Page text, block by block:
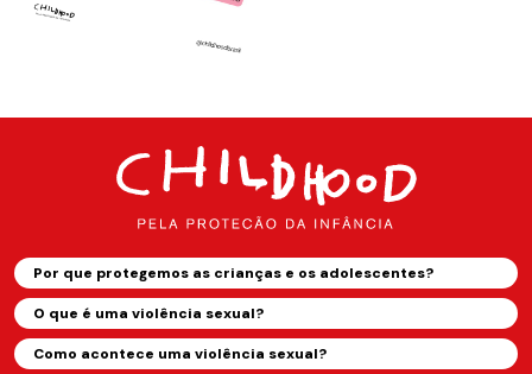
Por que protegemos as crianças e os adolescentes?
O que é uma violência sexual?
Como acontece uma violência sexual?